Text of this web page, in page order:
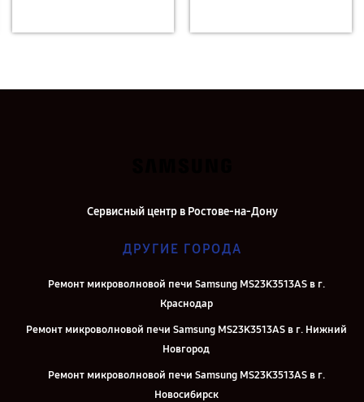
Сервисный центр в Ростове-на-Дону
ДРУГИЕ ГОРОДА
Ремонт микроволновой печи Samsung MS23K3513AS в г.
Краснодар
Ремонт микроволновой печи Samsung MS23K3513AS в г. Нижний
Новгород
Ремонт микроволновой печи Samsung MS23K3513AS в г.
Новосибирск